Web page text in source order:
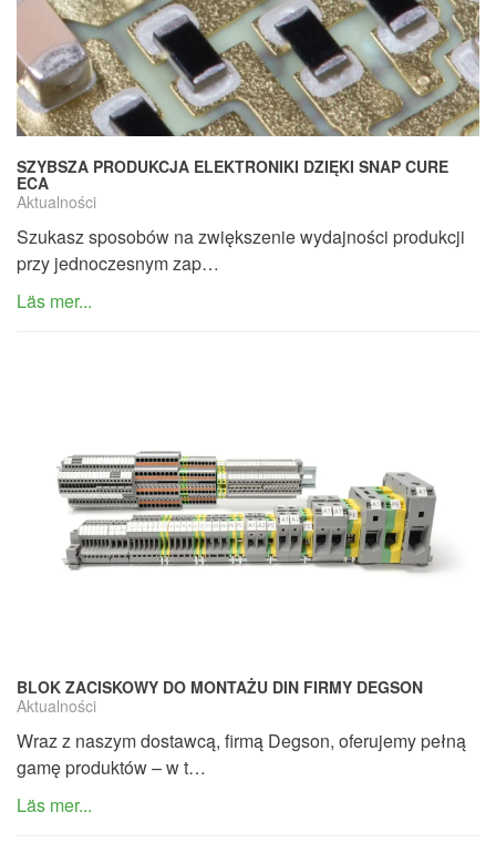
SZYBSZA PRODUKCJA ELEKTRONIKI DZIĘKI SNAP CURE
ECA
Aktualności
Szukasz sposobów na zwiększenie wydajności produkcji
przy jednoczesnym zap…
Läs mer...
BLOK ZACISKOWY DO MONTAŻU DIN FIRMY DEGSON
Aktualności
Wraz z naszym dostawcą, firmą Degson, oferujemy pełną
gamę produktów – w t…
Läs mer...